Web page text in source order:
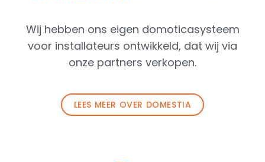
Wij hebben ons eigen domoticasysteem
voor installateurs ontwikkeld, dat wij via
onze partners verkopen.
LEES MEER OVER DOMESTIA